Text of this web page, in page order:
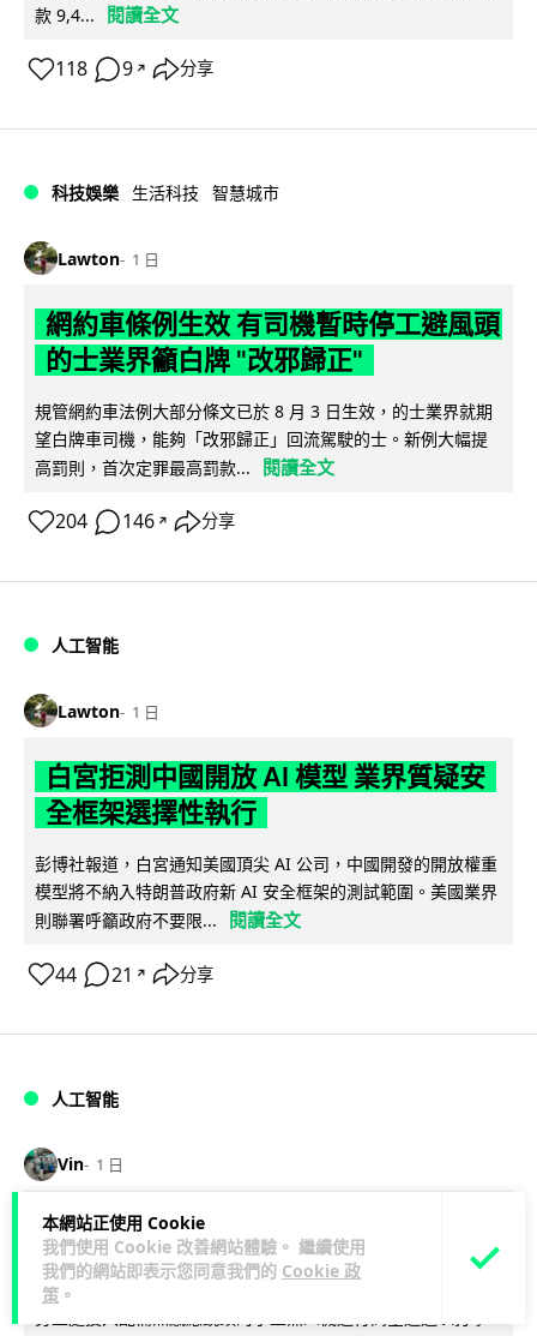
本網站正使用 Cookie
我們使用 Cookie 改善網站體驗。 繼續使用
我們的網站即表示您同意我們的 Cookie 政
策 。
款 9,4...
閱讀全文
118 9 ↗ 分享
科技娛樂 生活科技 智慧城市
Lawton 1 日
網約車條例生效 有司機暫時停工避風頭
的士業界籲白牌 "改邪歸正"
規管網約車法例大部分條文已於 8 月 3 日生效，的士業界就期
望白牌車司機，能夠「改邪歸正」回流駕駛的士。新例大幅提
高罰則，首次定罪最高罰款...
閱讀全文
204 146 ↗ 分享
人工智能
Lawton 1 日
白宮拒測中國開放 AI 模型 業界質疑安
全框架選擇性執行
彭博社報道，白宮通知美國頂尖 AI 公司，中國開發的開放權重
模型將不納入特朗普政府新 AI 安全框架的測試範圍。美國業界
則聯署呼籲政府不要限...
閱讀全文
44 21 ↗ 分享
人工智能
Vin 1 日
地盤偷吸煙難逃高空法眼 勞工處出動熱
感無人機 擬加 AI 人臉識別精準執法